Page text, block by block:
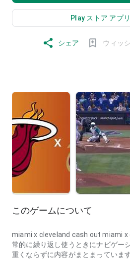
Play ストア アプ
シェア ウィッ
このゲームについて
miami x cleveland cash out miami x
常的に繰り返し使うときにナビゲー
重くならずに内容がまとまっていま